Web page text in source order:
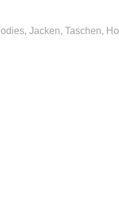
Jacken, Taschen,